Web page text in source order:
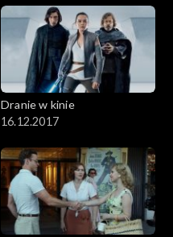
Dranie w kinie
16.12.2017